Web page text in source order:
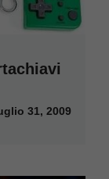
31, 2009